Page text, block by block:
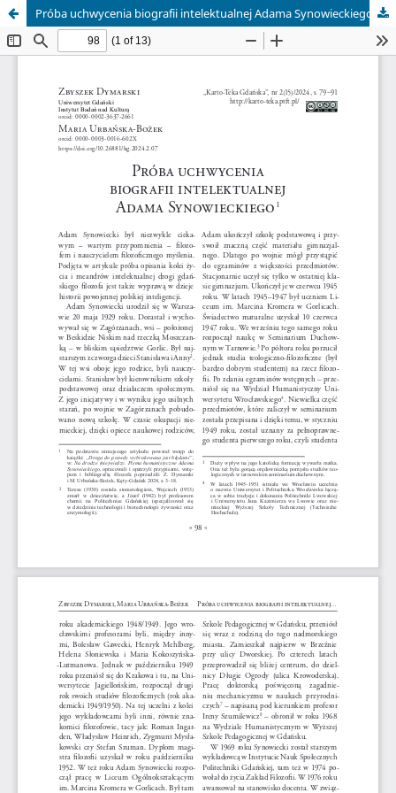
Próba uchwycenia biografii intelektualnej Adama Synowieckiego